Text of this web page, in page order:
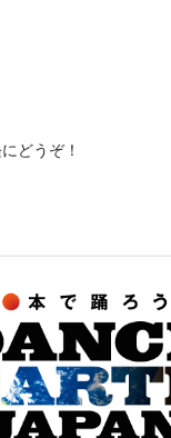
どうぞ！